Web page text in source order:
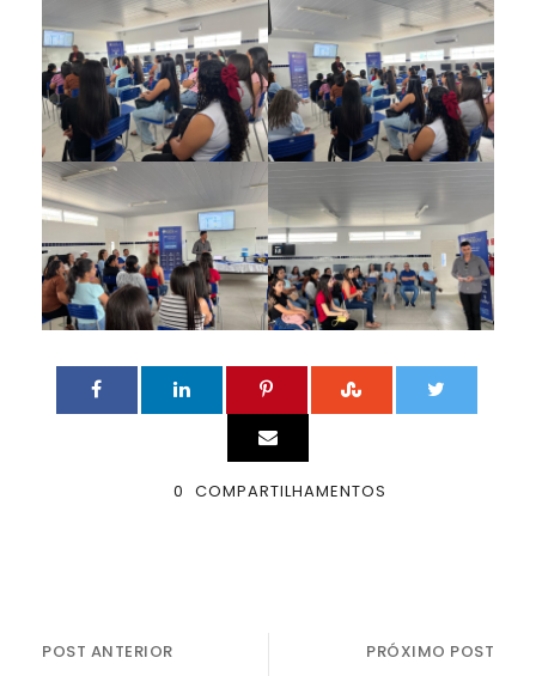
0 COMPARTILHAMENTOS
POST ANTERIOR PRÓXIMO POST